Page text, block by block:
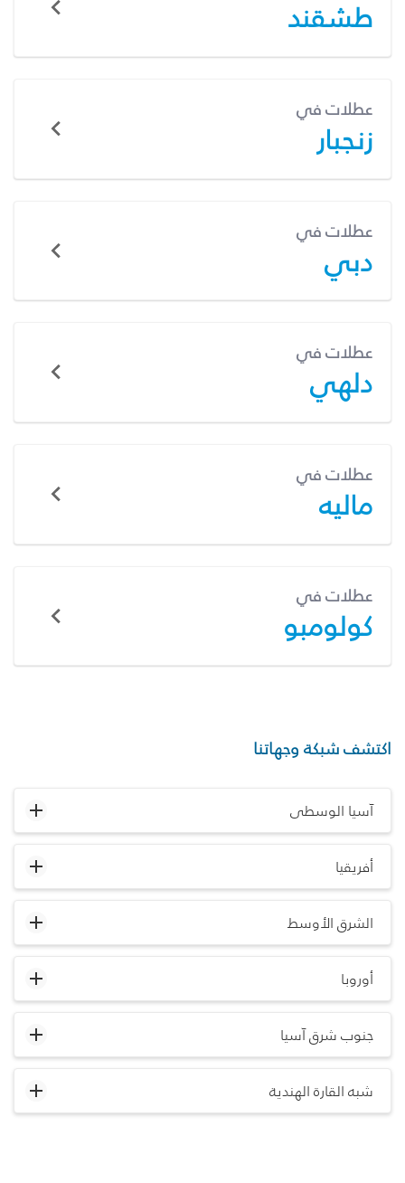
طشقند
عطلات في
زنجبار
عطلات في
دبي
عطلات في
دلهي
عطلات في
ماليه
عطلات في
كولومبو
اكتشف شبكة وجهاتنا
آسيا الوسطى
أفريقيا
الشرق الأوسط
أوروبا
جنوب شرق آسيا
شبه القارة الهندية